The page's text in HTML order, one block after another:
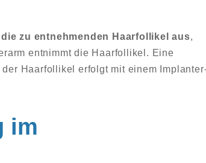
zu entnehmenden Haarfollikel aus,
entnimmt die Haarfollikel. Eine
der Haarfollikel erfolgt mit einem
im